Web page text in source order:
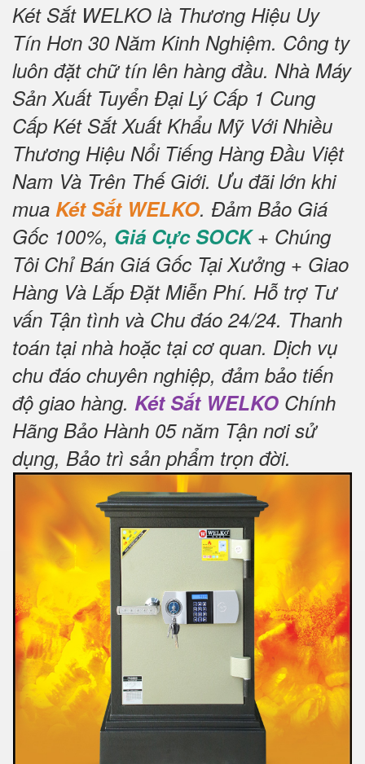
Két Sắt WELKO là Thương Hiệu Uy
Tín Hơn 30 Năm Kinh Nghiệm. Công ty
luôn đặt chữ tín lên hàng đầu. Nhà Máy
Sản Xuất Tuyển Đại Lý Cấp 1 Cung
Cấp Két Sắt Xuất Khẩu Mỹ Với Nhiều
Thương Hiệu Nổi Tiếng Hàng Đầu Việt
Nam Và Trên Thế Giới. Ưu đãi lớn khi
mua Két Sắt WELKO. Đảm Bảo Giá
Gốc 100%, Giá Cực SOCK+ Chúng
Tôi Chỉ Bán Giá Gốc Tại Xưởng + Giao
Hàng Và Lắp Đặt Miễn Phí. Hỗ trợ Tư
vấn Tận tình và Chu đáo 24/24. Thanh
toán tại nhà hoặc tại cơ quan. Dịch vụ
chu đáo chuyên nghiệp, đảm bảo tiến
độ giao hàng. Két Sắt WELKO Chính
Hãng Bảo Hành 05 năm Tận nơi sử
dụng, Bảo trì sản phẩm trọn đời.